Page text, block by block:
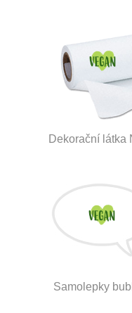
Dekorační látka
Samolepky